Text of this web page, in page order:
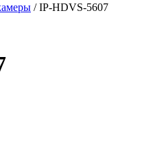
/ IP-HDVS-5607